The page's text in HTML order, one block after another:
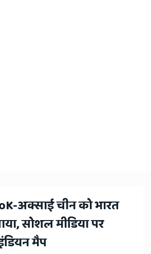
अक्साई चीन को भारत
सोशल मीडिया पर
मैप